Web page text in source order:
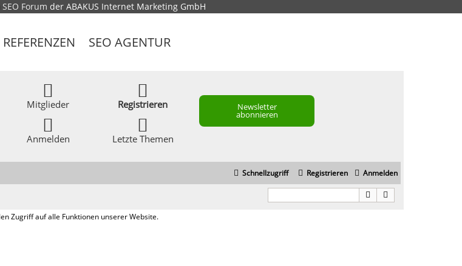
SEO Forum der ABAKUS Internet Marketing GmbH
REFERENZEN SEO AGENTUR
Mitglieder
Anmelden
Registrieren
Letzte Themen
Newsletter
abonnieren
Schnellzugriff Anmelden
Registrieren